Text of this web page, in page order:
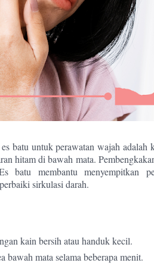
batu untuk perawatan wajah adalah
hitam di bawah mata.
batu membantu menyempitkan
sirkulasi darah.
kain bersih atau handuk kecil.
bawah mata selama beberapa menit.